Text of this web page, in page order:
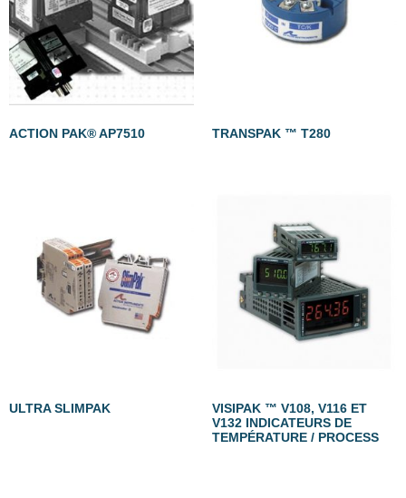
ACTION PAK® AP7510 TRANSPAK ™ T280
ULTRA SLIMPAK
VISIPAK ™ V108, V116 ET
V132 INDICATEURS DE
TEMPÉRATURE / PROCESS